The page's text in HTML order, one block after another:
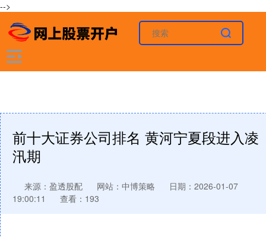
-->
前十大证券公司排名 黄河宁夏段进入凌
汛期
来源：盈透股配 网站：中博策略
日期：2026-01-07
19:00:11
查看：193